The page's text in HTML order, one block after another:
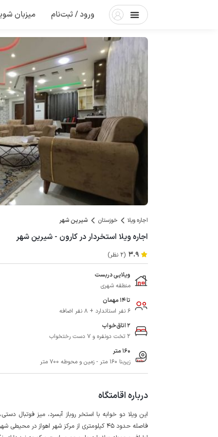
ورود / ثبت‌نام میزبان
اجاره ویلا خوزستان شیرین شهر
اجاره ویلا استخردار در کارون - شیرین شهر
3.9 (2 نظر)
ویلایی دربست
منطقه شهری
تا 14 مهمان
6 نفر استاندارد + 8 نفر اضافه
2 اتاق‌خواب
2 تخت دونفره و 7 دست رختخواب
160 متر
زیربنا 160 متر - زمین و محوطه 700 متر
درباره اقامتگاه
این ویلا دو خوابه با استخر روباز آبسرد، میز فوتبال
فاصله حدود 45 کیلومتری از مرکز شهر اهواز در محیطی شهرکی واقع شده است.